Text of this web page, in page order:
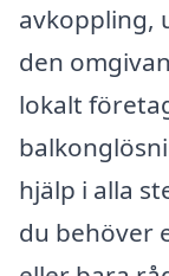
avkoppling,
den
lokalt
hjälp i alla
du behöver